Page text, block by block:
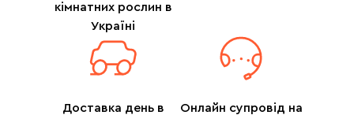
кімнатних рослин в
Україні
Доставка день в
Онлайн супровід на